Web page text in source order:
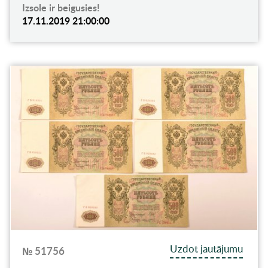
Izsole ir beigusies!
17.11.2019 21:00:00
№ 51756
Uzdot jautājumu